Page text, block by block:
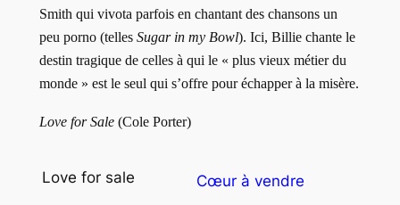
Smith qui vivota parfois en chantant des chansons un
peu porno (telles Sugar in my Bowl). Ici, Billie chante le
destin tragique de celles à qui le « plus vieux métier du
monde » est le seul qui s’offre pour échapper à la misère.
Love for Sale(Cole Porter)
Love for sale Cœur à vendre